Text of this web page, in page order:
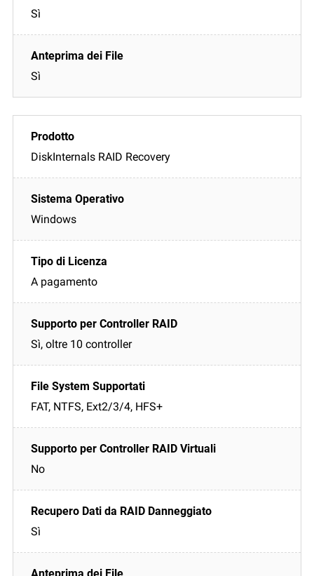
Sì
Sì
DiskInternals RAID Recovery
Windows
A pagamento
Sì, oltre 10 controller
FAT, NTFS, Ext2/3/4, HFS+
No
Sì